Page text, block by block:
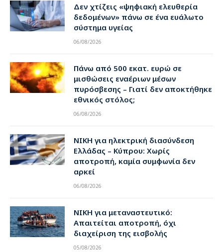
Δεν χτίζεις «ψηφιακή ελευθερία
δεδομένων» πάνω σε ένα ευάλωτο
σύστημα υγείας
06/08/2026
Πάνω από 500 εκατ. ευρώ σε
μισθώσεις εναέριων μέσων
πυρόσβεσης – Γιατί δεν αποκτήθηκε
εθνικός στόλος;
06/08/2026
ΝΙΚΗ για ηλεκτρική διασύνδεση
Ελλάδας – Κύπρου: Χωρίς
αποτροπή, καμία συμφωνία δεν
αρκεί
06/08/2026
ΝΙΚΗ για μεταναστευτικό:
Απαιτείται αποτροπή, όχι
διαχείριση της εισβολής
05/08/2026